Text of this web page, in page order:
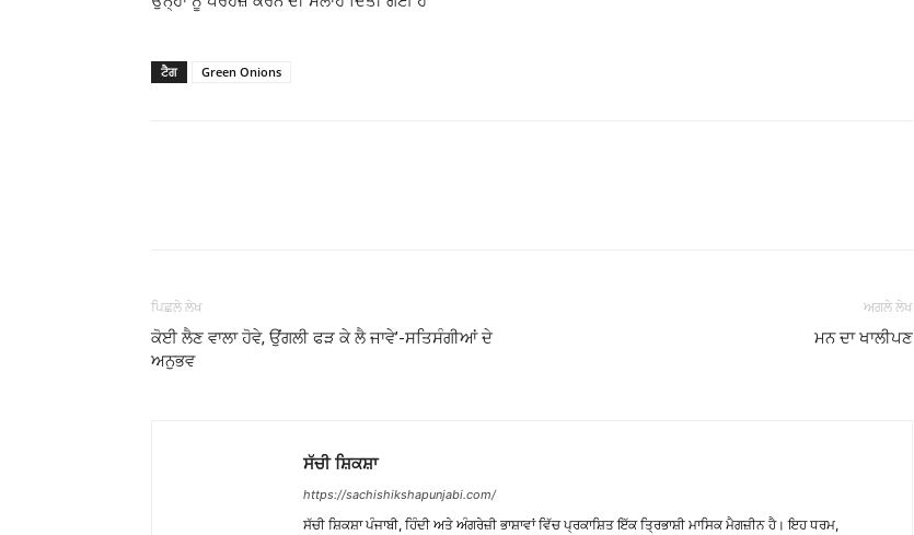
ਟੈਗ Green Onions
ਪਿਛਲੇ ਲੇਖ
ਕੋਈ ਲੈਣ ਵਾਲਾ ਹੋਵੇ, ਉਂਗਲੀ ਫੜ ਕੇ ਲੈ ਜਾਵੇ’-ਸਤਿਸੰਗੀਆਂ ਦੇ
ਅਨੁਭਵ
ਅਗਲੇ ਲੇਖ
ਮਨ ਦਾ ਖਾਲੀਪਣ
ਸੱਚੀ ਸ਼ਿਕਸ਼ਾ
https://sachishikshapunjabi.com/
ਸੱਚੀ ਸ਼ਿਕਸ਼ਾ ਪੰਜਾਬੀ, ਹਿੰਦੀ ਅਤੇ ਅੰਗਰੇਜ਼ੀ ਭਾਸ਼ਾਵਾਂ ਵਿੱਚ ਪ੍ਰਕਾਸ਼ਿਤ ਇੱਕ ਤ੍ਰਿਭਾਸ਼ੀ ਮਾਸਿਕ ਮੈਗਜ਼ੀਨ ਹੈ। ਇਹ ਧਰਮ,